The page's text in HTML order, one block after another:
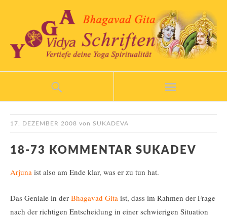
17. DEZEMBER 2008 von SUKADEVA
18-73 KOMMENTAR SUKADEV
Arjuna ist also am Ende klar, was er zu tun hat.
Das Geniale in der Bhagavad Gita ist, dass im Rahmen der Frage
nach der richtigen Entscheidung in einer schwierigen Situation